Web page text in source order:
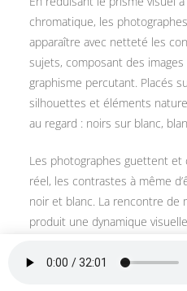
chromatique, les
apparaître avec netteté les
sujets, composant des
graphisme percutant. Placés
silhouettes et éléments
au regard : noirs sur blanc,
Les photographes guettent et
réel, les contrastes à même
noir et blanc. La rencontre de
produit une dynamique
un motif idéal, offrant aux